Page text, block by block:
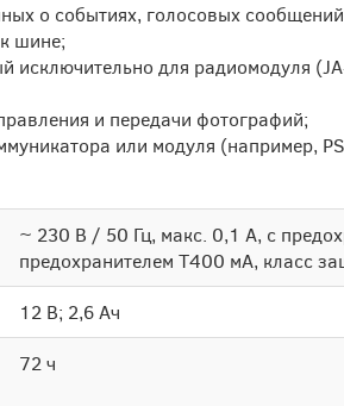
о событиях, голосовых
шине;
исключительно для радиомодуля
и передачи фотографий;
или модуля (например,
~ 230 В / 50 Гц, макс. 0,1 А, с
предохранителем T400 мА, класс
12 В; 2,6 Ач
72 ч